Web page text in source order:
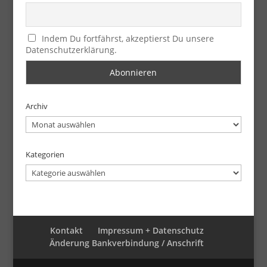
Indem Du fortfährst, akzeptierst Du unsere
Datenschutzerklärung.
Archiv
Archiv
Kategorien
Kategorien
Kontakt
Impressum + Datenschutz
Änderung Bankverbindung / Anschrift